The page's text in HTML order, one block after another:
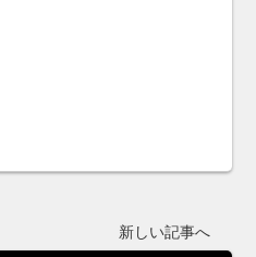
新しい記事へ